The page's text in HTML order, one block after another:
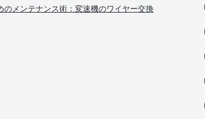
のメンテナンス術：変速機のワイヤー交換